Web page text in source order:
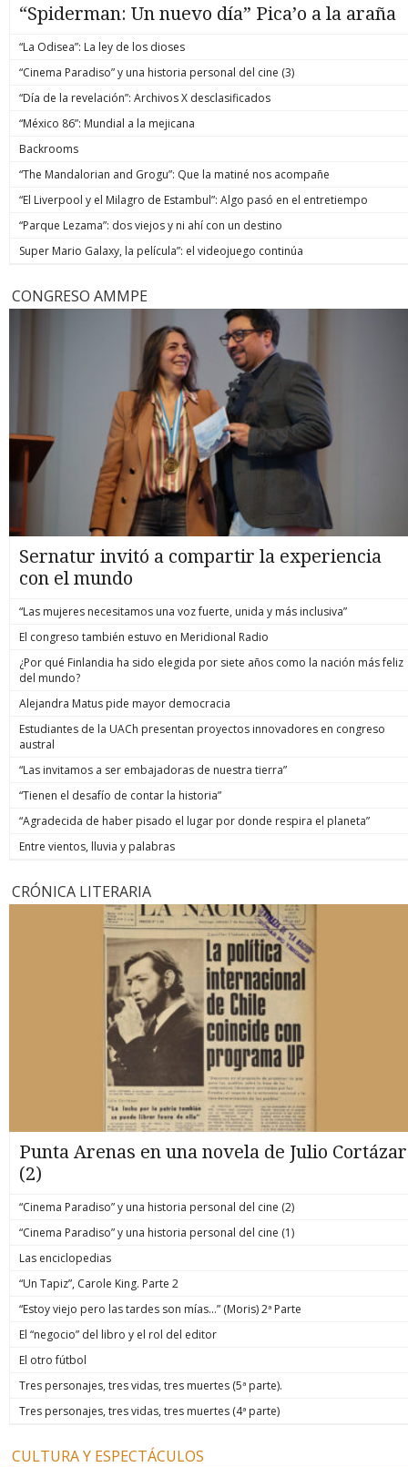
“Spiderman: Un nuevo día” Pica’o a la araña
“La Odisea”: La ley de los dioses
“Cinema Paradiso” y una historia personal del cine (3)
“Día de la revelación”: Archivos X desclasificados
“México 86”: Mundial a la mejicana
Backrooms
“The Mandalorian and Grogu”: Que la matiné nos acompañe
“El Liverpool y el Milagro de Estambul”: Algo pasó en el entretiempo
“Parque Lezama”: dos viejos y ni ahí con un destino
Super Mario Galaxy, la película”: el videojuego continúa
CONGRESO AMMPE
Sernatur invitó a compartir la experiencia
con el mundo
“Las mujeres necesitamos una voz fuerte, unida y más inclusiva”
El congreso también estuvo en Meridional Radio
¿Por qué Finlandia ha sido elegida por siete años como la nación más feliz
del mundo?
Alejandra Matus pide mayor democracia
Estudiantes de la UACh presentan proyectos innovadores en congreso
austral
“Las invitamos a ser embajadoras de nuestra tierra”
“Tienen el desafío de contar la historia”
“Agradecida de haber pisado el lugar por donde respira el planeta”
Entre vientos, lluvia y palabras
CRÓNICA LITERARIA
Punta Arenas en una novela de Julio Cortázar
(2)
“Cinema Paradiso” y una historia personal del cine (2)
“Cinema Paradiso” y una historia personal del cine (1)
Las enciclopedias
“Un Tapiz”, Carole King. Parte 2
“Estoy viejo pero las tardes son mías…” (Moris) 2ª Parte
El “negocio” del libro y el rol del editor
El otro fútbol
Tres personajes, tres vidas, tres muertes (5ª parte).
Tres personajes, tres vidas, tres muertes (4ª parte)
CULTURA Y ESPECTÁCULOS